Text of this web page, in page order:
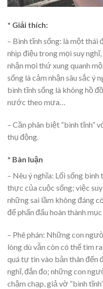
* Giải thích:
– Bình tĩnh sống: là một
nhịp điệu trong mọi suy
nhận mọi thứ xung quanh
sống là cảm nhận sâu sắc ý
bình tĩnh sống là không hồ
nước theo mưa…
– Cần phân biệt “bình tĩnh”
thụ động.
* Bàn luận
– Nêu ý nghĩa: Lối sống
thực của cuộc sống; việc
những sai lầm không đáng
để phấn đấu hoàn thành mục
– Phê phán: Những con
lòng dù vẫn còn có thể tìm
quá tự tin vào bản thân đến
nghĩ, đắn đo; những con
chậm chạp, giả vờ “bình